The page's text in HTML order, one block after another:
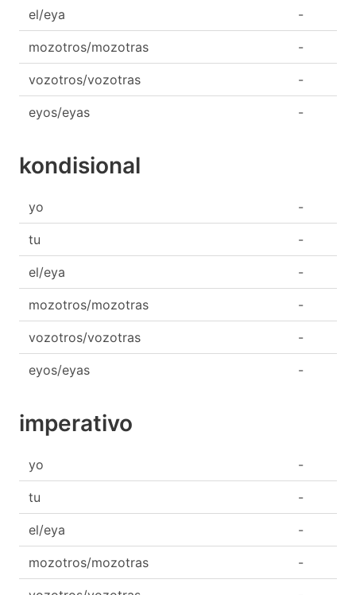
el/eya -
mozotros/mozotras -
vozotros/vozotras -
eyos/eyas -
kondisional
yo -
tu -
el/eya -
mozotros/mozotras -
vozotros/vozotras -
eyos/eyas -
imperativo
yo -
tu -
el/eya -
mozotros/mozotras -